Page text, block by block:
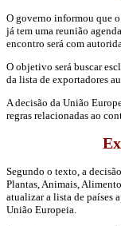
O governo informou que
já tem uma reunião
encontro será com
O objetivo será buscar
da lista de exportadores
A decisão da União
regras relacionadas ao
Segundo o texto, a
Plantas, Animais,
atualizar a lista de países
União Europeia.